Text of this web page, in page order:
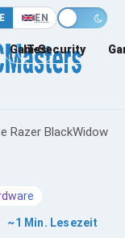
EN
Games
IT-Security
Razer BlackWidow
~1 Min. Lesezeit